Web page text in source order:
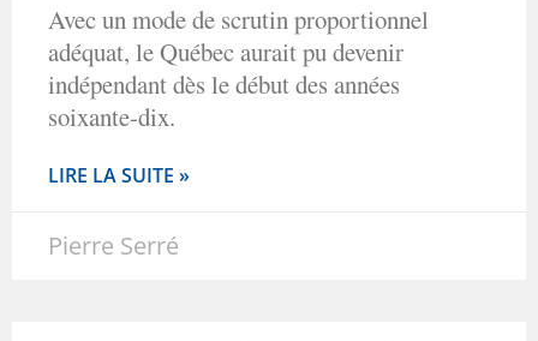
Avec un mode de scrutin proportionnel
adéquat, le Québec aurait pu devenir
indépendant dès le début des années
soixante-dix.
LIRE LA SUITE »
Pierre Serré